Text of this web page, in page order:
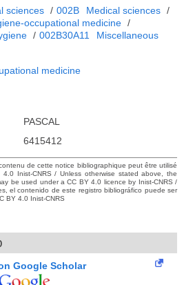
sciences / 002B Medical sciences /
occupational medicine /
/ 002B30A11 Miscellaneous
medicine
PASCAL
6415412
de cette notice bibliographique peut être utilisé
Inist-CNRS / Unless otherwise stated above, the
be used under a CC BY 4.0 licence by Inist-CNRS /
el contenido de este registro bibliográfico puede ser
BY 4.0 Inist-CNRS
Google Scholar